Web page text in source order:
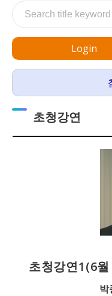
Login
초청강연
초청강연1(6
박